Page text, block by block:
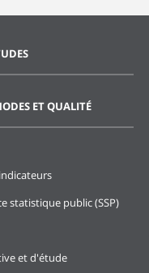
ET QUALITÉ
statistique public (SSP)
et d'étude